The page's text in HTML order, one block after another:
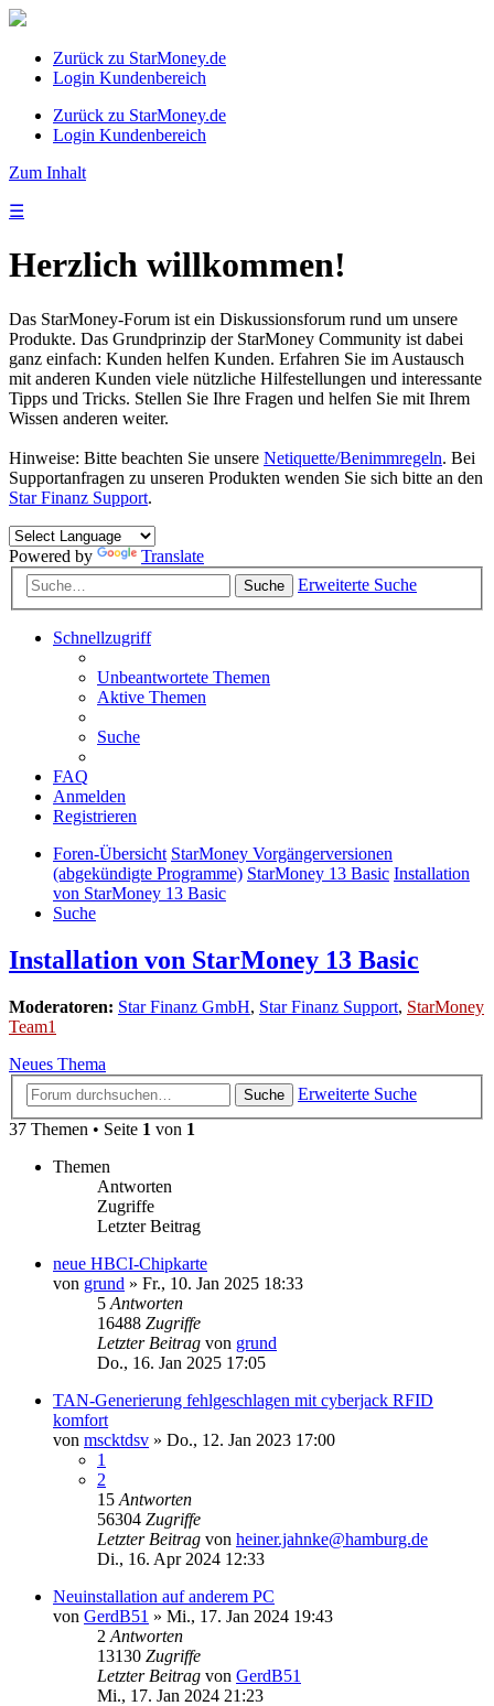
Zurück zu StarMoney.de
Login Kundenbereich
Zurück zu StarMoney.de
Login Kundenbereich
Zum Inhalt
☰
Herzlich willkommen!
Das StarMoney-Forum ist ein Diskussionsforum rund um unsere
Produkte. Das Grundprinzip der StarMoney Community ist dabei
ganz einfach: Kunden helfen Kunden. Erfahren Sie im Austausch
mit anderen Kunden viele nützliche Hilfestellungen und interessante
Tipps und Tricks. Stellen Sie Ihre Fragen und helfen Sie mit Ihrem
Wissen anderen weiter.
Hinweise: Bitte beachten Sie unsere Netiquette/Benimmregeln. Bei
Supportanfragen zu unseren Produkten wenden Sie sich bitte an den
Star Finanz Support.
Powered by Translate
Suche Erweiterte Suche
Schnellzugriff
Unbeantwortete Themen
Aktive Themen
Suche
FAQ
Anmelden
Registrieren
Foren-Übersicht StarMoney Vorgängerversionen
(abgekündigte Programme) StarMoney 13 Basic Installation
von StarMoney 13 Basic
Suche
Installation von StarMoney 13 Basic
Moderatoren: Star Finanz GmbH, Star Finanz Support, StarMoney
Team1
Neues Thema
Suche
Erweiterte Suche
37 Themen • Seite 1 von 1
Themen
Antworten
Zugriffe
Letzter Beitrag
neue HBCI-Chipkarte
von grund » Fr., 10. Jan 2025 18:33
5 Antworten
16488 Zugriffe
Letzter Beitrag von grund
Do., 16. Jan 2025 17:05
TAN-Generierung fehlgeschlagen mit cyberjack RFID
komfort
von mscktdsv » Do., 12. Jan 2023 17:00
1
2
15 Antworten
56304 Zugriffe
Letzter Beitrag von heiner.jahnke@hamburg.de
Di., 16. Apr 2024 12:33
Neuinstallation auf anderem PC
von GerdB51 » Mi., 17. Jan 2024 19:43
2 Antworten
13130 Zugriffe
Letzter Beitrag von GerdB51
Mi., 17. Jan 2024 21:23